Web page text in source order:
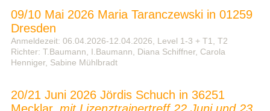
09/10 Mai 2026 Maria Taranczewski in 01259
Dresden
Anmeldezeit: 06.04.2026-12.04.2026, Level 1-3 + T1, T2
Richter: T.Baumann, I.Baumann, Diana Schiffner, Carola
Henniger, Sabine Mühlbradt
20/21 Juni 2026 Jördis Schuch in 36251